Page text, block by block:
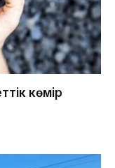
көмір